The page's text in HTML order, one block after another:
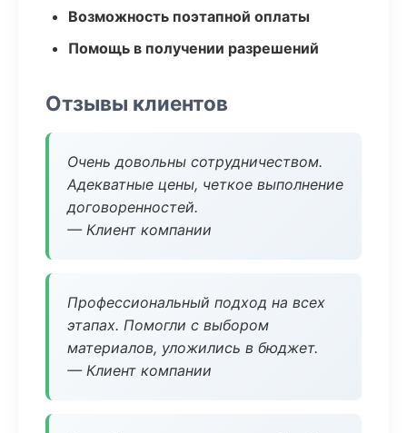
Возможность поэтапной оплаты
Помощь в получении разрешений
Отзывы клиентов
Очень довольны сотрудничеством.
Адекватные цены, четкое выполнение
договоренностей.
— Клиент компании
Профессиональный подход на всех
этапах. Помогли с выбором
материалов, уложились в бюджет.
— Клиент компании